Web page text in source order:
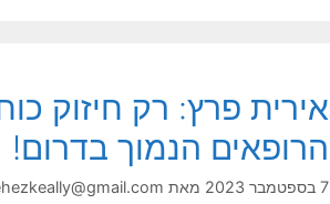
אירית פרץ: רק חיזוק
הרופאים הנמוך בדרום!
7 בספטמבר 2023 מאת